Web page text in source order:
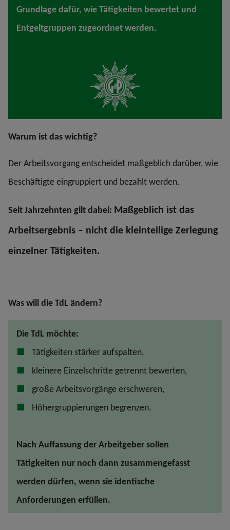
Grundlage dafür, wie Tätigkeiten bewertet und
Entgeltgruppen zugeordnet werden.
Warum ist das wichtig?
Der Arbeitsvorgang entscheidet maßgeblich darüber, wie
Beschäftigte eingruppiert und bezahlt werden.
Seit Jahrzehnten gilt dabei: Maßgeblich ist das
Arbeitsergebnis – nicht die kleinteilige Zerlegung
einzelner Tätigkeiten.
Was will die TdL ändern?
Die TdL möchte:
Tätigkeiten stärker aufspalten,
kleinere Einzelschritte getrennt bewerten,
große Arbeitsvorgänge erschweren,
Höhergruppierungen begrenzen.
Nach Auffassung der Arbeitgeber sollen
Tätigkeiten nur noch dann zusammengefasst
werden dürfen, wenn sie identische
Anforderungen erfüllen.